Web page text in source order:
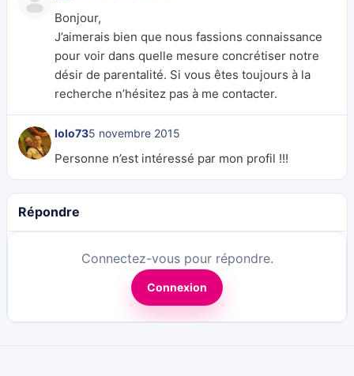
Bonjour,
J’aimerais bien que nous fassions connaissance
pour voir dans quelle mesure concrétiser notre
désir de parentalité. Si vous êtes toujours à la
recherche n’hésitez pas à me contacter.
lolo735 novembre 2015
Personne n’est intéressé par mon profil !!!
Répondre
Connectez-vous pour répondre.
Connexion